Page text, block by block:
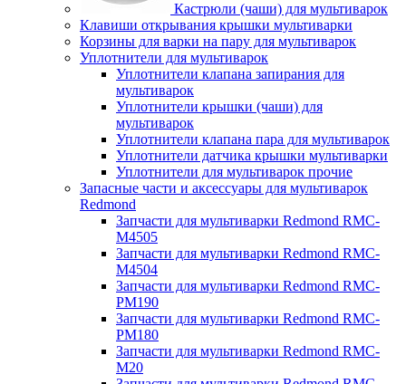
Кастрюли (чаши) для мультиварок
Клавиши открывания крышки мультиварки
Корзины для варки на пару для мультиварок
Уплотнители для мультиварок
Уплотнители клапана запирания для
мультиварок
Уплотнители крышки (чаши) для
мультиварок
Уплотнители клапана пара для мультиварок
Уплотнители датчика крышки мультиварки
Уплотнители для мультиварок прочие
Запасные части и аксессуары для мультиварок
Redmond
Запчасти для мультиварки Redmond RMC-
M4505
Запчасти для мультиварки Redmond RMC-
M4504
Запчасти для мультиварки Redmond RMC-
PM190
Запчасти для мультиварки Redmond RMC-
PM180
Запчасти для мультиварки Redmond RMC-
M20